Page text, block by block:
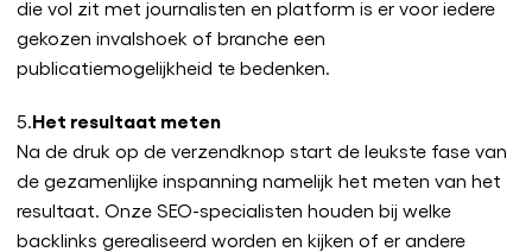
die vol zit met journalisten en platform is er voor iedere
gekozen invalshoek of branche een
publicatiemogelijkheid te bedenken.
5.Het resultaat meten
Na de druk op de verzendknop start de leukste fase van
de gezamenlijke inspanning namelijk het meten van het
resultaat. Onze SEO-specialisten houden bij welke
backlinks gerealiseerd worden en kijken of er andere